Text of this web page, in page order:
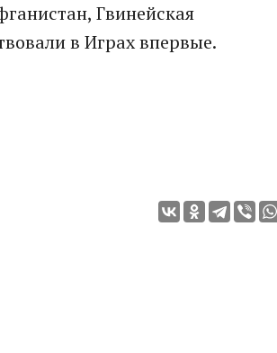
Гвинейская
в Играх впервые.